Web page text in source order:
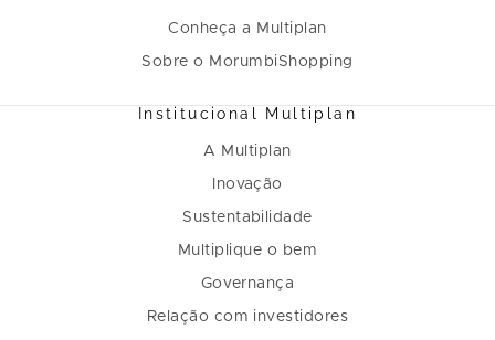
Conheça a Multiplan
Sobre o MorumbiShopping
Institucional Multiplan
A Multiplan
Inovação
Sustentabilidade
Multiplique o bem
Governança
Relação com investidores